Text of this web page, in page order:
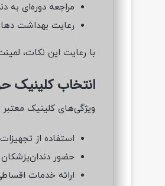
مراجعه دوره‌ای
رعایت بهداشت
با رعایت این نکات،
انتخاب کلینیک
ویژگی‌های کلینیک معتبر
استفاده از
حضور
ارائه خدمات